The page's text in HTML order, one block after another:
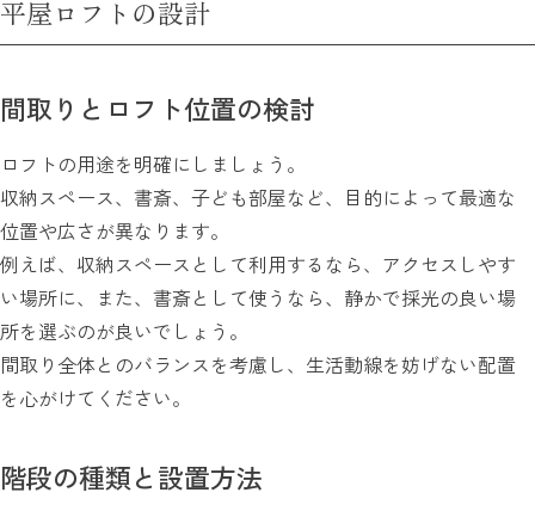
平屋ロフトの設計
間取りとロフト位置の検討
ロフトの用途を明確にしましょう。
収納スペース、書斎、子ども部屋など、目的によって最適な
位置や広さが異なります。
例えば、収納スペースとして利用するなら、アクセスしやす
い場所に、また、書斎として使うなら、静かで採光の良い場
所を選ぶのが良いでしょう。
間取り全体とのバランスを考慮し、生活動線を妨げない配置
を心がけてください。
階段の種類と設置方法